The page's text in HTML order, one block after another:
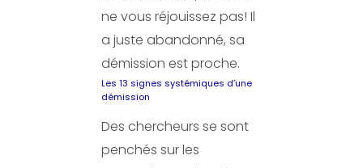
ne vous réjouissez pas! Il
a juste abandonné, sa
démission est proche.
Les 13 signes systémiques d’une
démission
Des chercheurs se sont
penchés sur les